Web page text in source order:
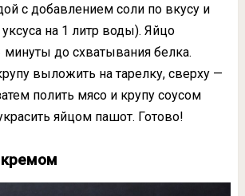
с добавлением соли по вкусу и
на 1 литр воды). Яйцо
минуты до схватывания белка.
выложить на тарелку, сверху —
полить мясо и крупу соусом
яйцом пашот. Готово!